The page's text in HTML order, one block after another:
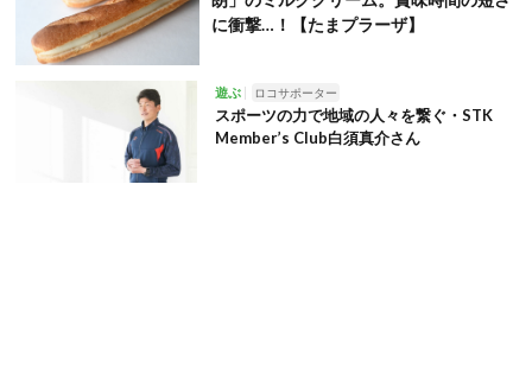
に衝撃…！【たまプラーザ】
遊ぶ ロコサポーター
スポーツの力で地域の人々を繋ぐ・STK
Member’s Club白須真介さん